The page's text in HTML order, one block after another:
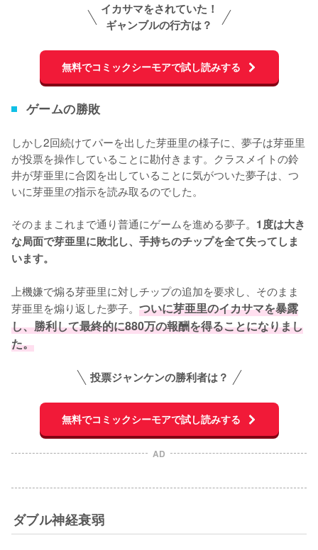
イカサマをされていた！
ギャンブルの行方は？
無料でコミックシーモアで試し読みする
ゲームの勝敗
しかし2回続けてパーを出した芽亜里の様子に、夢子は芽亜里
が投票を操作していることに勘付きます。クラスメイトの鈴
井が芽亜里に合図を出していることに気がついた夢子は、つ
いに芽亜里の指示を読み取るのでした。
そのままこれまで通り普通にゲームを進める夢子。 1度は大き
な局面で芽亜里に敗北し、手持ちのチップを全て失ってしま
います。
上機嫌で煽る芽亜里に対しチップの追加を要求し、そのまま
芽亜里を煽り返した夢子。 ついに芽亜里のイカサマを暴露
し、勝利して最終的に880万の報酬を得ることになりまし
た。
投票ジャンケンの勝利者は？
無料でコミックシーモアで試し読みする
AD
ダブル神経衰弱